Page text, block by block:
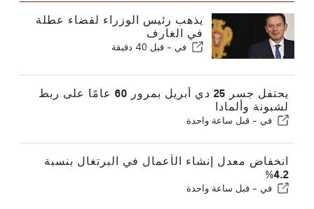
يذهب رئيس الوزراء لقضاء عطلة
في الغارف
في - قبل 40 دقيقة
يحتفل جسر 25 دي أبريل بمرور 60 عامًا على ربط
لشبونة وألمادا
في - قبل ساعة واحدة
انخفاض معدل إنشاء الأعمال في البرتغال بنسبة
4.2%
في - قبل ساعة واحدة